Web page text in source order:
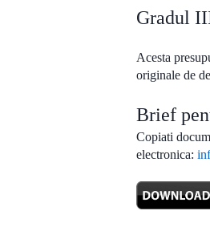
Gradul
Acesta
originale de
Brief
Copiati
electronica: